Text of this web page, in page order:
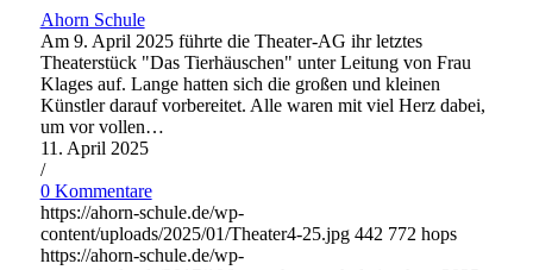
Ahorn Schule
Am 9. April 2025 führte die Theater-AG ihr letztes
Theaterstück "Das Tierhäuschen" unter Leitung von Frau
Klages auf. Lange hatten sich die großen und kleinen
Künstler darauf vorbereitet. Alle waren mit viel Herz dabei,
um vor vollen…
11. April 2025
/
0 Kommentare
https://ahorn-schule.de/wp-
content/uploads/2025/01/Theater4-25.jpg 442 772 hops
https://ahorn-schule.de/wp-